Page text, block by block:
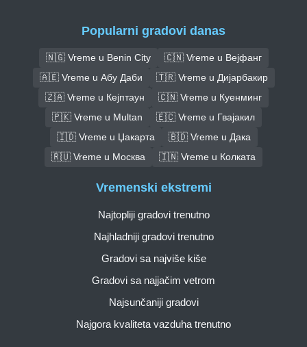
Popularni gradovi danas
🇳🇬 Vreme u Benin City
🇨🇳 Vreme u Вејфанг
🇦🇪 Vreme u Абу Даби
🇹🇷 Vreme u Дијарбакир
🇿🇦 Vreme u Кејптаун
🇨🇳 Vreme u Куенминг
🇵🇰 Vreme u Multan
🇪🇨 Vreme u Гвајакил
🇮🇩 Vreme u Џакарта
🇧🇩 Vreme u Дака
🇷🇺 Vreme u Москва
🇮🇳 Vreme u Колката
Vremenski ekstremi
Najtopliji gradovi trenutno
Najhladniji gradovi trenutno
Gradovi sa najviše kiše
Gradovi sa najjačim vetrom
Najsunčaniji gradovi
Najgora kvaliteta vazduha trenutno